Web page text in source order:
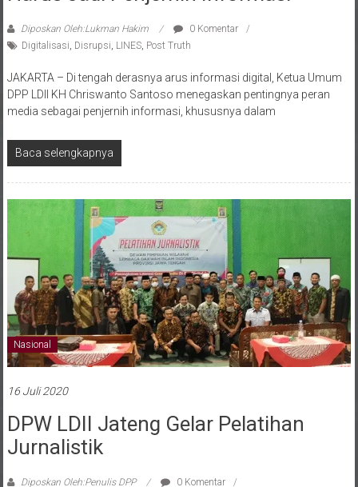
Digitalisasi,Disrupsi,LINES,Post Truth
DPP LDII KH Chriswanto Santoso menegaskan pentingnya peran
media sebagai penjernih informasi, khususnya dalam
Nasional
Jurnalistik
era kebenaran,Jawa Tengah, Jurnalistik,LDII,Lembaga Dakwah Islam